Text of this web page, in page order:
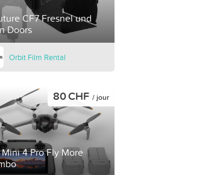
CF7 Fresnel und
Doors
Orbit Film Rental
Mini 4 Pro Fly More
80 CHF / jour